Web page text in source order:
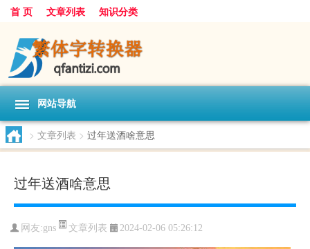
首 页 文章列表 知识分类
网站导航
> 文章列表 > 过年送酒啥意思
过年送酒啥意思
网友:gns 文章列表 2024-02-06 05:26:12